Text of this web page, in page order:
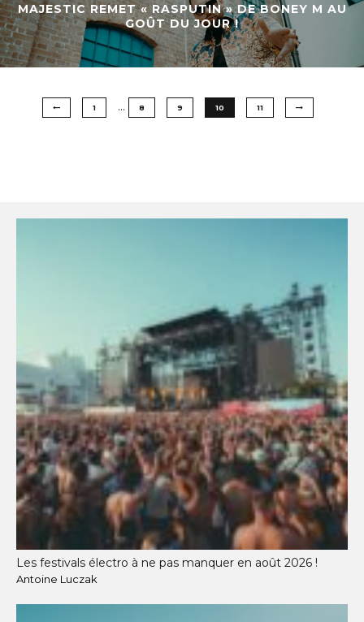
MAJESTIC REMET « RASPUTIN » DE BONEY M AU
GOÛT DU JOUR !
1 … 8 9 10 11
Les festivals électro à ne pas manquer en août 2026 !
Antoine Luczak